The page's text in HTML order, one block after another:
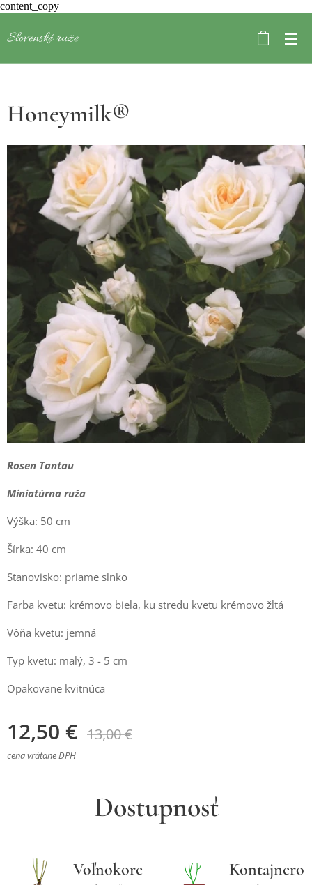
content_copy
Slovenské ruže
Honeymilk®
Rosen Tantau
Miniatúrna ruža
Výška: 50 cm
Šírka: 40 cm
Stanovisko: priame slnko
Farba kvetu: krémovo biela, ku stredu kvetu krémovo žltá
Vôňa kvetu: jemná
Typ kvetu: malý, 3 - 5 cm
Opakovane kvitnúca
12,50 € 13,00€
cena vrátane DPH
Dostupnosť
Voľnokore
Kontajnero